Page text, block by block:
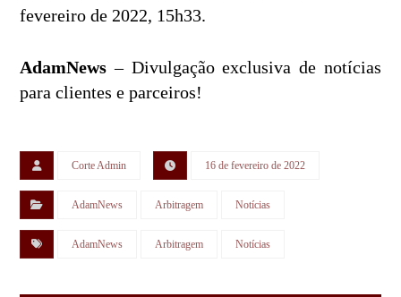
fevereiro de 2022, 15h33.
AdamNews – Divulgação exclusiva de notícias
para clientes e parceiros!
Corte Admin 16 de fevereiro de 2022
AdamNews Arbitragem Notícias
AdamNews Arbitragem Notícias